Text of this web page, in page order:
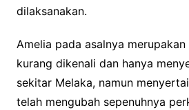
dilaksanakan.
Amelia pada asalnya
kurang dikenali dan hanya
sekitar Melaka, namun
telah mengubah sepenuhnya